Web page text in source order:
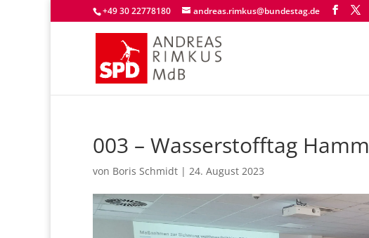
+49 30 22778180 andreas.rimkus@bundestag.de
003 – Wasserstofftag Hamm
von Boris Schmidt | 24. August 2023